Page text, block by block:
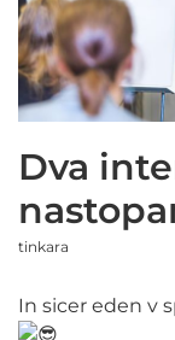
Dva
tinkara
In sicer eden v